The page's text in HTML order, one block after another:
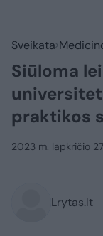
Sveikata
Siūloma
praktikos
2023 m. lapkričio
Lrytas.lt